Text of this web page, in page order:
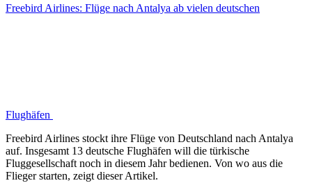
Freebird Airlines: Flüge nach Antalya ab vielen deutschen
Flughäfen
Freebird Airlines stockt ihre Flüge von Deutschland nach Antalya
auf. Insgesamt 13 deutsche Flughäfen will die türkische
Fluggesellschaft noch in diesem Jahr bedienen. Von wo aus die
Flieger starten, zeigt dieser Artikel.